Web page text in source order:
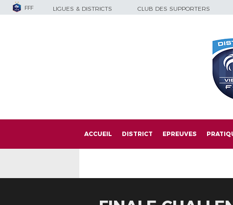
FFF LIGUES & DISTRICTS CLUB DES SUPPORTERS
ACCUEIL DISTRICT EPREUVES